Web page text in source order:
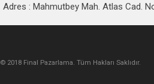
Adres : Mahmutbey Mah. Atlas Cad.
© 2018 Final Pazarlama. Tüm Hakları Saklıdır.